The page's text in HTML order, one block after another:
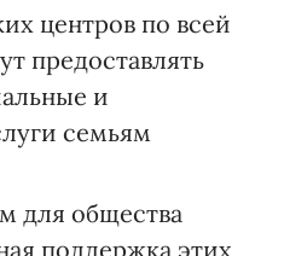
центров по всей
предоставлять
и
семьям
для общества
поддержка этих